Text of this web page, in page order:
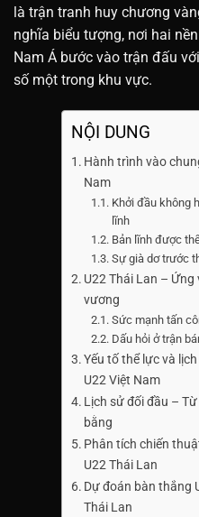
là trận tranh huy chương
nghĩa biểu tượng, nơi hai
Nam Á bước vào trận đấu
số một trong khu vực.
NỘI DUNG
Hành trình vào
Nam
Khởi đầu không
lĩnh
Bản lĩnh được
Sự già dơ trước
U22 Thái Lan –
vương
Sức mạnh tấn
Dấu hỏi ở trận
Yếu tố thể lực và
U22 Việt Nam
Lịch sử đối đầu –
bằng
Phân tích chiến
U22 Thái Lan
Dự đoán bàn thắng
Thái Lan